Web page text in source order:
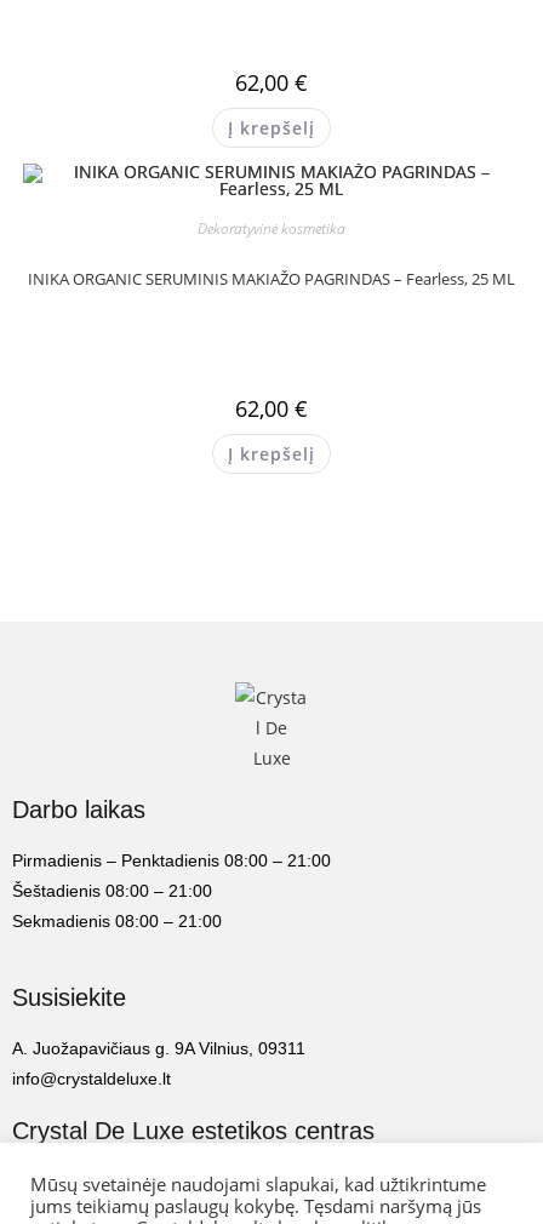
62,00 €
Į krepšelį
Dekoratyvinė kosmetika
INIKA ORGANIC SERUMINIS MAKIAŽO PAGRINDAS – Fearless, 25 ML
62,00 €
Į krepšelį
Darbo laikas
Pirmadienis – Penktadienis 08:00 – 21:00
Šeštadienis 08:00 – 21:00
Sekmadienis 08:00 – 21:00
Susisiekite
A. Juožapavičiaus g. 9A Vilnius, 09311
info@crystaldeluxe.lt
Crystal De Luxe estetikos centras
2022 Crystal De Luxe estetikos centras. Visos teisės saugomos.
Mūsų svetainėje naudojami slapukai, kad užtikrintume
jums teikiamų paslaugų kokybę. Tęsdami naršymą jūs